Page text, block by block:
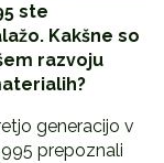
ste
Kakšne so
razvoju
generacijo v
prepoznali